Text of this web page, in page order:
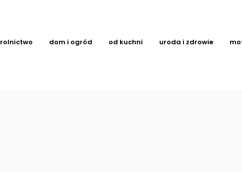
rolnictwo dom i ogród od kuchni uroda i zdrowie